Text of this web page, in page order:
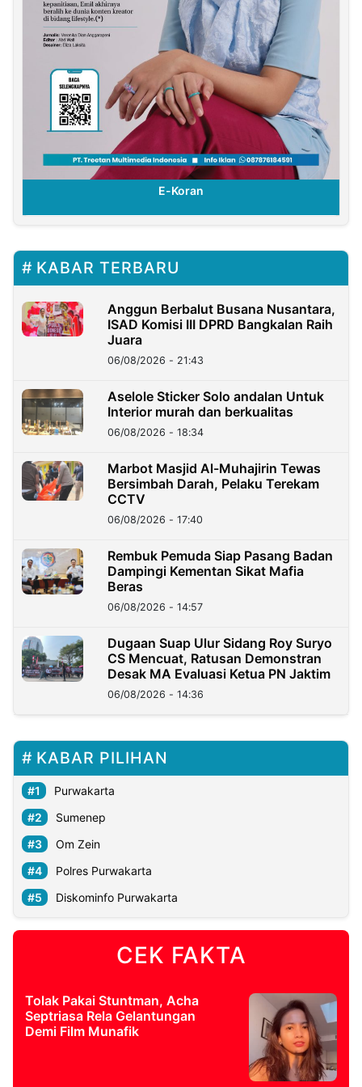
E-Koran
KABAR TERBARU
Anggun Berbalut Busana Nusantara,
ISAD Komisi III DPRD Bangkalan Raih
Juara
06/08/2026 - 21:43
Aselole Sticker Solo andalan Untuk
Interior murah dan berkualitas
06/08/2026 - 18:34
Marbot Masjid Al-Muhajirin Tewas
Bersimbah Darah, Pelaku Terekam
CCTV
06/08/2026 - 17:40
Rembuk Pemuda Siap Pasang Badan
Dampingi Kementan Sikat Mafia
Beras
06/08/2026 - 14:57
Dugaan Suap Ulur Sidang Roy Suryo
CS Mencuat, Ratusan Demonstran
Desak MA Evaluasi Ketua PN Jaktim
06/08/2026 - 14:36
KABAR PILIHAN
Purwakarta
Sumenep
Om Zein
Polres Purwakarta
Diskominfo Purwakarta
CEK FAKTA
Tolak Pakai Stuntman, Acha
Septriasa Rela Gelantungan
Demi Film Munafik